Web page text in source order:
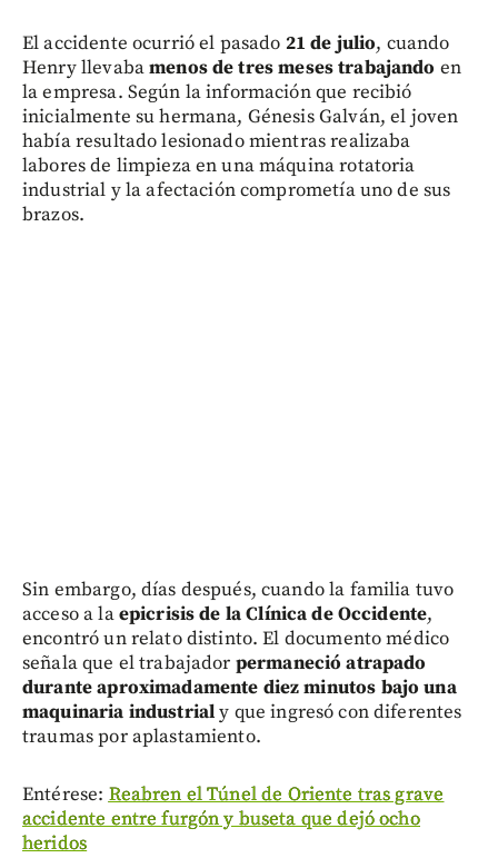
El accidente ocurrió el pasado 21 de julio, cuando
Henry llevabamenos de tres meses trabajando en
la empresa. Según la información que recibió
inicialmente su hermana, Génesis Galván, el joven
había resultado lesionado mientras realizaba
labores de limpieza en una máquina rotatoria
industrial y la afectación comprometía uno de sus
brazos.
Sin embargo, días después, cuando la familia tuvo
acceso a laepicrisis de la Clínica de Occidente,
encontró un relato distinto. El documento médico
señala que el trabajador permaneció atrapado
durante aproximadamente diez minutos bajo una
maquinaria industrialy que ingresó con diferentes
traumas por aplastamiento.
Entérese: Reabren el Túnel de Oriente tras grave
accidente entre furgón y buseta que dejó ocho
heridos